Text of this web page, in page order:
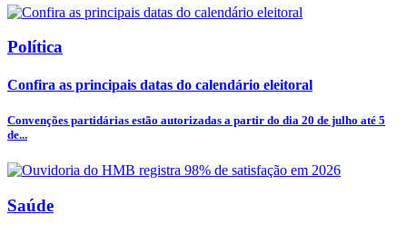
Política
Confira as principais datas do calendário eleitoral
Convenções partidárias estão autorizadas a partir do dia 20 de julho até 5
de...
Saúde